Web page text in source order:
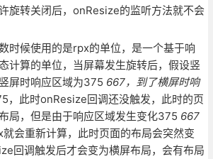
旋转关闭后，onResize的监听方法就不会
时候使用的是rpx的单位，是一个基于响
计算的单位，当屏幕发生旋转后，假设竖
屏时响应区域为375 667，到了横屏时响
，此时onResize回调还没触发，此时的页
局，但是由于响应区域发生变化375 667
会重新计算，此时页面的布局会突然变
回调触发后才会变为横屏布局，会有布局